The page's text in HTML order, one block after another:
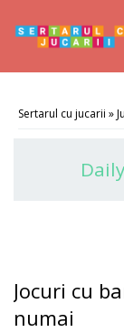
Sertarul cu jucarii »
Jocuri cu
numai